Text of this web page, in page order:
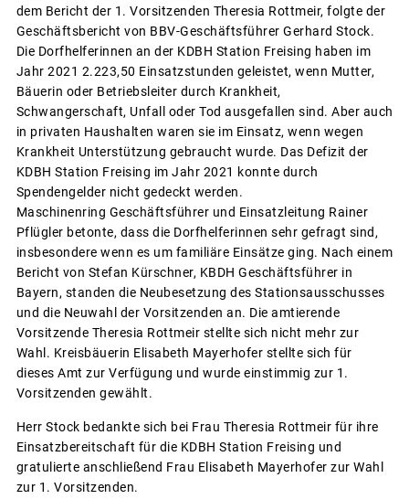
dem Bericht der 1. Vorsitzenden Theresia Rottmeir, folgte der
Geschäftsbericht von BBV-Geschäftsführer Gerhard Stock.
Die Dorfhelferinnen an der KDBH Station Freising haben im
Jahr 2021 2.223,50 Einsatzstunden geleistet, wenn Mutter,
Bäuerin oder Betriebsleiter durch Krankheit,
Schwangerschaft, Unfall oder Tod ausgefallen sind. Aber auch
in privaten Haushalten waren sie im Einsatz, wenn wegen
Krankheit Unterstützung gebraucht wurde. Das Defizit der
KDBH Station Freising im Jahr 2021 konnte durch
Spendengelder nicht gedeckt werden.
Maschinenring Geschäftsführer und Einsatzleitung Rainer
Pflügler betonte, dass die Dorfhelferinnen sehr gefragt sind,
insbesondere wenn es um familiäre Einsätze ging. Nach einem
Bericht von Stefan Kürschner, KBDH Geschäftsführer in
Bayern, standen die Neubesetzung des Stationsausschusses
und die Neuwahl der Vorsitzenden an. Die amtierende
Vorsitzende Theresia Rottmeir stellte sich nicht mehr zur
Wahl. Kreisbäuerin Elisabeth Mayerhofer stellte sich für
dieses Amt zur Verfügung und wurde einstimmig zur 1.
Vorsitzenden gewählt.
Herr Stock bedankte sich bei Frau Theresia Rottmeir für ihre
Einsatzbereitschaft für die KDBH Station Freising und
gratulierte anschließend Frau Elisabeth Mayerhofer zur Wahl
zur 1. Vorsitzenden.